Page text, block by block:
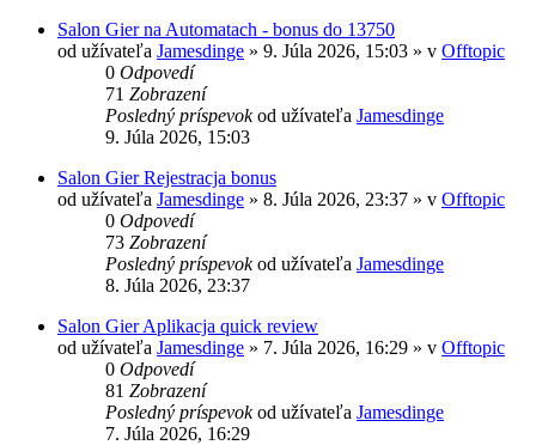
Salon Gier na Automatach - bonus do 13750
od užívateľa Jamesdinge » 9. Júla 2026, 15:03 » v Offtopic
0 Odpovedí
71 Zobrazení
Posledný príspevokod užívateľa Jamesdinge
9. Júla 2026, 15:03
Salon Gier Rejestracja bonus
od užívateľa Jamesdinge » 8. Júla 2026, 23:37 » v Offtopic
0 Odpovedí
73 Zobrazení
Posledný príspevokod užívateľa Jamesdinge
8. Júla 2026, 23:37
Salon Gier Aplikacja quick review
od užívateľa Jamesdinge » 7. Júla 2026, 16:29 » v Offtopic
0 Odpovedí
81 Zobrazení
Posledný príspevokod užívateľa Jamesdinge
7. Júla 2026, 16:29